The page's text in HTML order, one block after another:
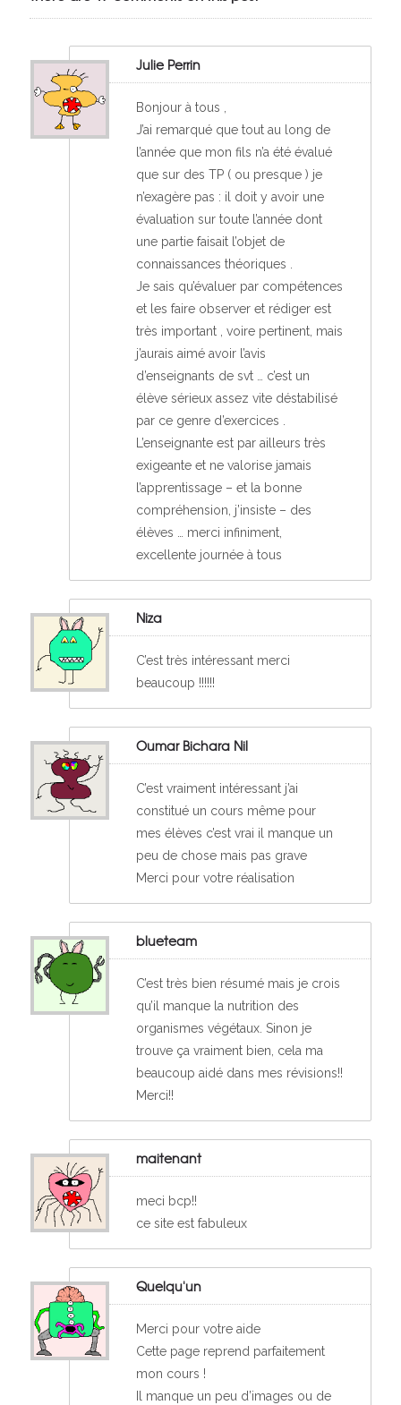
Julie Perrin
Bonjour à tous ,
J’ai remarqué que tout au long de
l’année que mon fils n’a été évalué
que sur des TP ( ou presque ) je
n’exagère pas : il doit y avoir une
évaluation sur toute l’année dont
une partie faisait l’objet de
connaissances théoriques .
Je sais qu’évaluer par compétences
et les faire observer et rédiger est
très important , voire pertinent, mais
j’aurais aimé avoir l’avis
d’enseignants de svt … c’est un
élève sérieux assez vite déstabilisé
par ce genre d’exercices .
L’enseignante est par ailleurs très
exigeante et ne valorise jamais
l’apprentissage – et la bonne
compréhension, j’insiste – des
élèves … merci infiniment,
excellente journée à tous
Niza
C’est très intéressant merci
beaucoup !!!!!!
Oumar Bichara Nil
C’est vraiment intéressant j’ai
constitué un cours même pour
mes élèves c’est vrai il manque un
peu de chose mais pas grave
Merci pour votre réalisation
blueteam
C’est très bien résumé mais je crois
qu’il manque la nutrition des
organismes végétaux. Sinon je
trouve ça vraiment bien, cela ma
beaucoup aidé dans mes révisions!!
Merci!!
maitenant
meci bcp!!
ce site est fabuleux
Quelqu'un
Merci pour votre aide
Cette page reprend parfaitement
mon cours !
Il manque un peu d’images ou de